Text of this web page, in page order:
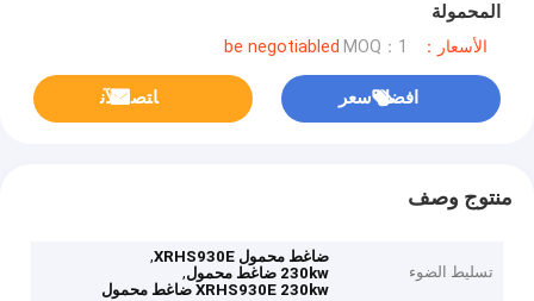
المحمولة
الأسعار：be negotiabled MOQ：1
افضل سعر ﺎﺘﺼﻟ ﺍﻶﻧ
منتوج وصف
تسليط الضوء
ضاغط محمول XRHS930E
,
230kw ضاغط محمول
,
XRHS930E 230kw ضاغط محمول